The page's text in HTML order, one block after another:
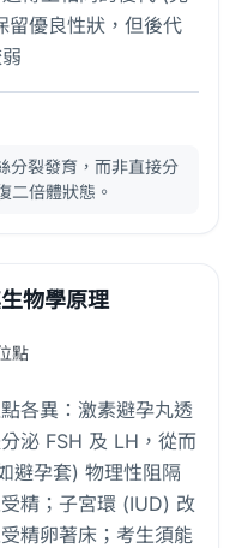
留優良性狀，但後代
分裂發育，而非直接分
二倍體狀態。
物學原理
點
各異：激素避孕丸透
泌 FSH 及 LH，從而
避孕套) 物理性阻隔
精；子宮環 (IUD) 改
精卵著床；考生須能